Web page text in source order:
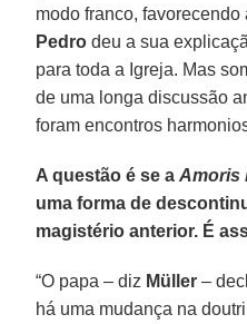
modo franco,
Pedro deu a sua
para toda a Igreja. Mas
de uma longa discussão
foram encontros
A questão é se aAmoris
uma forma de
magistério anterior. É
“O papa – diz Müller –
há uma mudança na